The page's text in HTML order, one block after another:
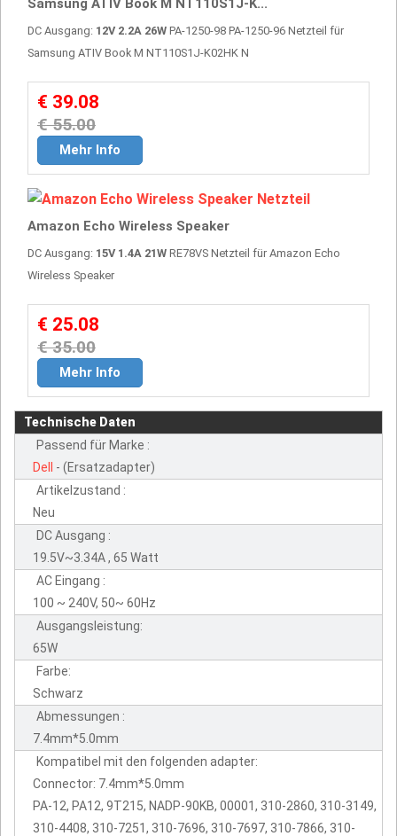
Samsung ATIV Book M NT110S1J-K...
DC Ausgang: 12V 2.2A 26W PA-1250-98 PA-1250-96 Netzteil für
Samsung ATIV Book M NT110S1J-K02HK N
€ 39.08
€ 55.00
Mehr Info
Amazon Echo Wireless Speaker
DC Ausgang: 15V 1.4A 21W RE78VS Netzteil für Amazon Echo
Wireless Speaker
€ 25.08
€ 35.00
Mehr Info
Technische Daten
Passend für Marke :
Dell
- (Ersatzadapter)
Artikelzustand :
Neu
DC Ausgang :
19.5V~3.34A , 65 Watt
AC Eingang :
100 ~ 240V, 50~ 60Hz
Ausgangsleistung:
65W
Farbe:
Schwarz
Abmessungen :
7.4mm*5.0mm
Kompatibel mit den folgenden adapter:
Connector: 7.4mm*5.0mm
PA-12, PA12, 9T215, NADP-90KB, 00001, 310-2860, 310-3149,
310-4408, 310-7251, 310-7696, 310-7697, 310-7866, 310-